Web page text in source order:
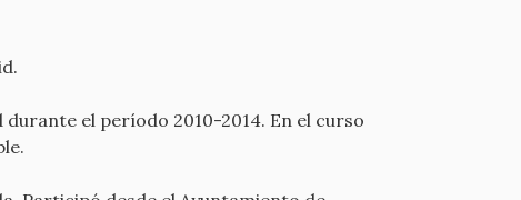
el período 2010-2014. En el curso